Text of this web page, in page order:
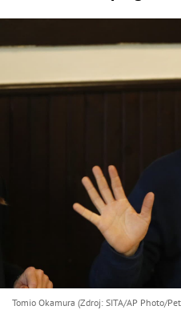
Tomio Okamura (Zdroj: SITA/AP Photo/